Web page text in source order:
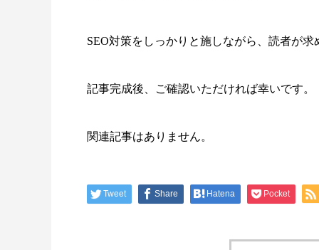
SEO対策をしっかりと施しながら、読者が
記事完成後、ご確認いただければ幸いです。
関連記事はありません。
Tweet Share Hatena Pocket